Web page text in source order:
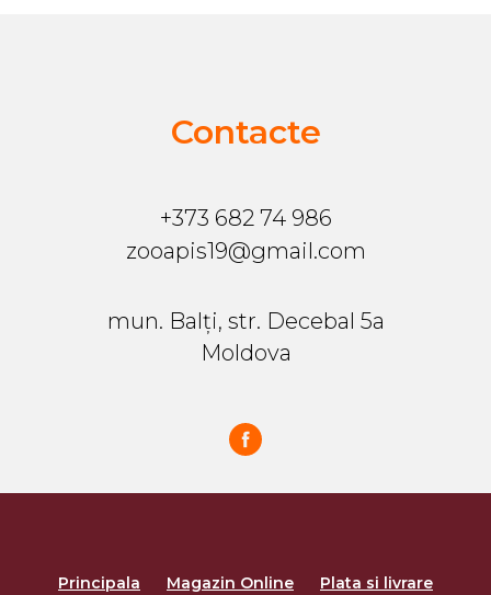
Contacte
+373 682 74 986
zooapis19@gmail.com
mun. Balți, str. Decebal 5a
Moldova
Principala Magazin Online Plata si livrare